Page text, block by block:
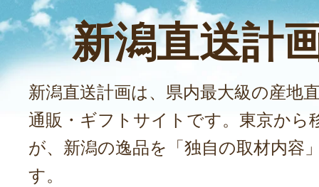
新潟直送計
新潟直送計画は、県内最大級の産地
通販・ギフトサイトです。東京から
が、新潟の逸品を「独自の取材内容
す。